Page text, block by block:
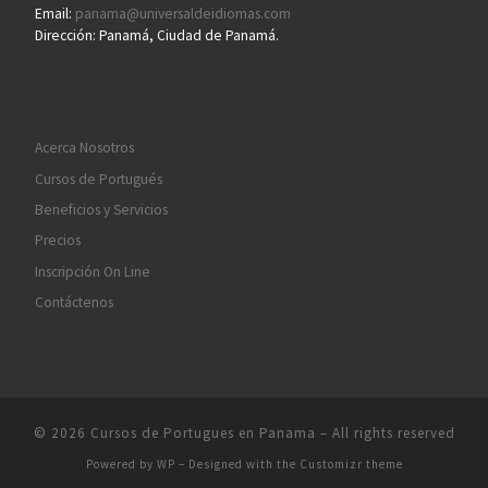
Email: panama@universaldeidiomas.com
Dirección: Panamá, Ciudad de Panamá.
Acerca Nosotros
Cursos de Portugués
Beneficios y Servicios
Precios
Inscripción On Line
Contáctenos
© 2026 Cursos de Portugues en Panama – All rights reserved
Powered by WP – Designed with the Customizr theme